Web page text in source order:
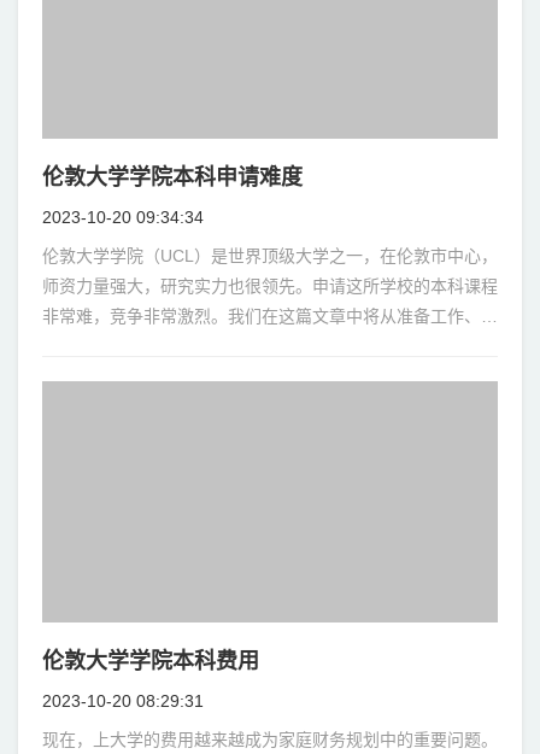
伦敦大学学院本科申请难度
2023-10-20 09:34:34
伦敦大学学院（UCL）是世界顶级大学之一，在伦敦市中心，
师资力量强大，研究实力也很领先。申请这所学校的本科课程
非常难，竞争非常激烈。我们在这篇文章中将从准备工作、申
伦敦大学学院本科费用
2023-10-20 08:29:31
现在，上大学的费用越来越成为家庭财务规划中的重要问题。